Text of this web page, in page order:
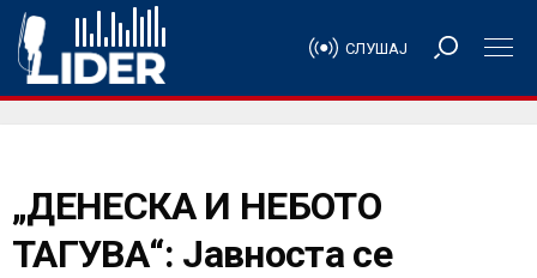
СЛУШАЈ
„ДЕНЕСКА И НЕБОТО
ТАГУВА“: Јавноста се